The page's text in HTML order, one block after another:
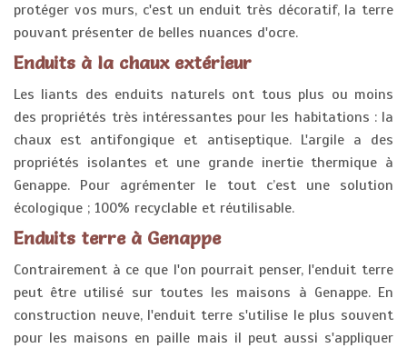
protéger vos murs, c'est un enduit très décoratif, la terre
pouvant présenter de belles nuances d'ocre.
Enduits à la chaux extérieur
Les liants des enduits naturels ont tous plus ou moins
des propriétés très intéressantes pour les habitations : la
chaux est antifongique et antiseptique. L'argile a des
propriétés isolantes et une grande inertie thermique à
Genappe. Pour agrémenter le tout c’est une solution
écologique ; 100% recyclable et réutilisable.
Enduits terre à Genappe
Contrairement à ce que l'on pourrait penser, l'enduit terre
peut être utilisé sur toutes les maisons à Genappe. En
construction neuve, l'enduit terre s'utilise le plus souvent
pour les maisons en paille mais il peut aussi s'appliquer